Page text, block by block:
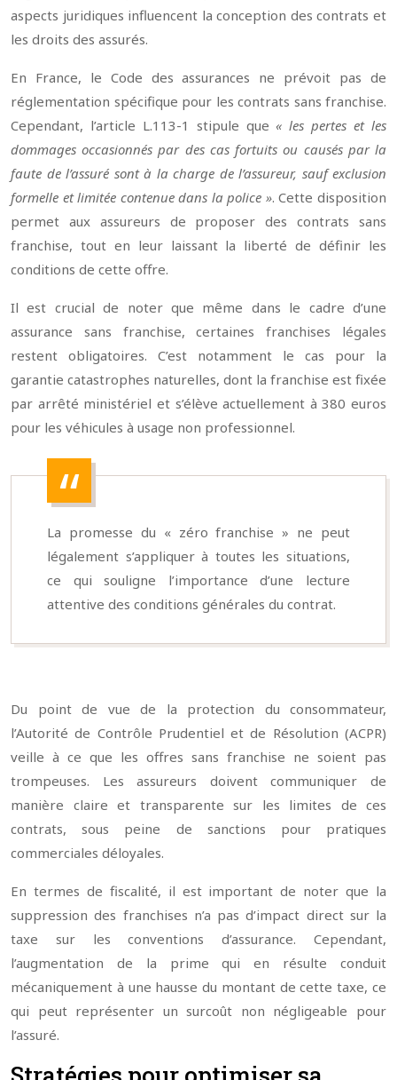
aspects juridiques influencent la conception des contrats et
les droits des assurés.
En France, le Code des assurances ne prévoit pas de
réglementation spécifique pour les contrats sans franchise.
Cependant, l’article L.113-1 stipule que « les pertes et les
dommages occasionnés par des cas fortuits ou causés par la
faute de l’assuré sont à la charge de l’assureur, sauf exclusion
formelle et limitée contenue dans la police ». Cette disposition
permet aux assureurs de proposer des contrats sans
franchise, tout en leur laissant la liberté de définir les
conditions de cette offre.
Il est crucial de noter que même dans le cadre d’une
assurance sans franchise, certaines franchises légales
restent obligatoires. C’est notamment le cas pour la
garantie catastrophes naturelles, dont la franchise est fixée
par arrêté ministériel et s’élève actuellement à 380 euros
pour les véhicules à usage non professionnel.
La promesse du « zéro franchise » ne peut
légalement s’appliquer à toutes les situations,
ce qui souligne l’importance d’une lecture
attentive des conditions générales du contrat.
Du point de vue de la protection du consommateur,
l’Autorité de Contrôle Prudentiel et de Résolution (ACPR)
veille à ce que les offres sans franchise ne soient pas
trompeuses. Les assureurs doivent communiquer de
manière claire et transparente sur les limites de ces
contrats, sous peine de sanctions pour pratiques
commerciales déloyales.
En termes de fiscalité, il est important de noter que la
suppression des franchises n’a pas d’impact direct sur la
taxe sur les conventions d’assurance. Cependant,
l’augmentation de la prime qui en résulte conduit
mécaniquement à une hausse du montant de cette taxe, ce
qui peut représenter un surcoût non négligeable pour
l’assuré.